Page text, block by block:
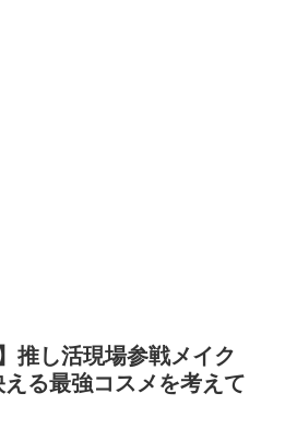
推し活現場参戦メイク
る最強コスメを考えて